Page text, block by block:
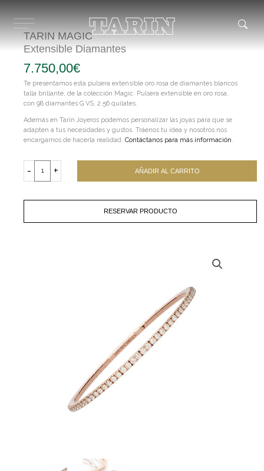
contenido
TARIN MAGIC
Extensible Diamantes
7.750,00€
Te presentamos esta pulsera extensible oro rosa de diamantes blancos
talla brillante, de la colección Magic. Pulsera extensible en oro rosa,
con 98 diamantes G VS, 2.56 quilates.
Además en Tarín Joyeros podemos personalizar las joyas para que se
adapten a tus necesidades y gustos. Tráenos tu idea y nosotros nos
encargamos de hacerla realidad. Contáctanos para más información.
-
MAGIC
+ AÑADIR AL CARRITO
RESERVAR PRODUCTO